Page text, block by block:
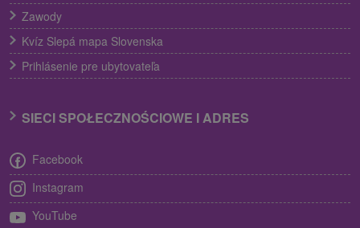
Zawody
Kvíz Slepá mapa Slovenska
Prihlásenie pre ubytovateľa
SIECI SPOŁECZNOŚCIOWE I ADRES
Facebook
Instagram
YouTube